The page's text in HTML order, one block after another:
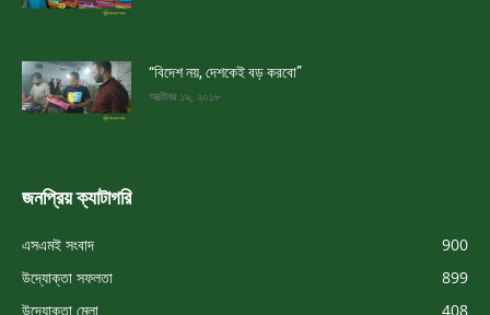
“বিদেশ নয়, দেশকেই বড় করবো”
অক্টোবর ১৯, ২০১৮
জনপ্রিয় ক্যাটাগরি
এসএমই সংবাদ
900
উদ্যোক্তা সফলতা
899
উদ্যোক্তা মেলা
408